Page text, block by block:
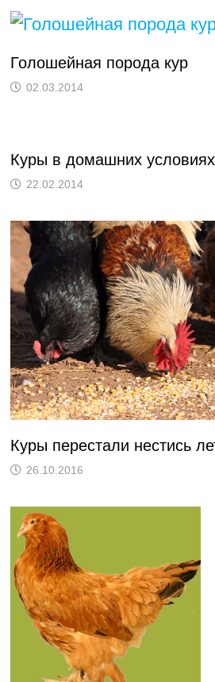
Голошейная порода кур
02.03.2014
Куры в домашних условиях
22.02.2014
Куры перестали нестись
26.10.2016